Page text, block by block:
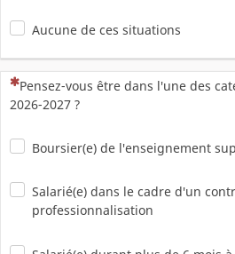
Aucune de ces situations
(Cette question est obligatoire)
Pensez-vous être dans l'une des
2026-2027 ?
Boursier(e) de l'enseignement
Salarié(e) dans le cadre d'un
professionnalisation